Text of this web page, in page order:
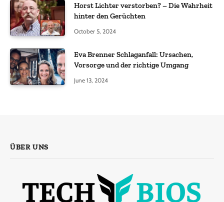
Horst Lichter verstorben? – Die Wahrheit
hinter den Gerüchten
October 5, 2024
Eva Brenner Schlaganfall: Ursachen,
Vorsorge und der richtige Umgang
June 13, 2024
ÜBER UNS